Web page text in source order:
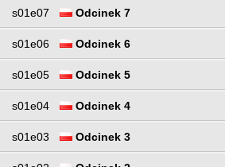
s01e07 Odcinek 7
s01e06 Odcinek 6
s01e05 Odcinek 5
s01e04 Odcinek 4
s01e03 Odcinek 3